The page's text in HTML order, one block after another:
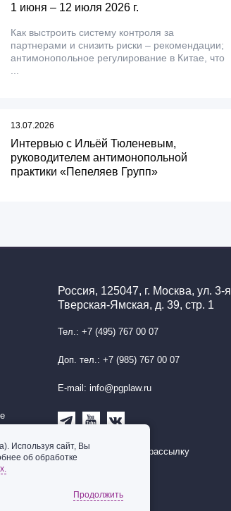
1 июня – 12 июля 2026 г.
Как выстроить систему контроля за
партнерами и снизить риски – рекомендации;
антимонопольное регулирование в Китае, что
13.07.2026
Интервью с Ильёй Тюленевым,
руководителем антимонопольной
практики «Пепеляев Групп»
Россия, 125047, г. Москва, ул. 3-я
Тверская-Ямская, д. 39, стр. 1
Тел.: +7 (495) 767 00 07
Доп. тел.: +7 (985) 767 00 07
E-mail: info@pgplaw.ru
Подписаться на рассылку
Используя сайт, Вы
об обработке